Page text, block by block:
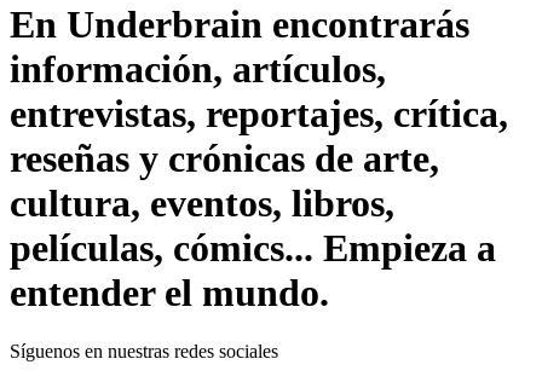
En Underbrain encontrarás
información, artículos,
entrevistas, reportajes, crítica,
reseñas y crónicas de arte,
cultura, eventos, libros,
películas, cómics... Empieza a
entender el mundo.
Síguenos en nuestras redes sociales